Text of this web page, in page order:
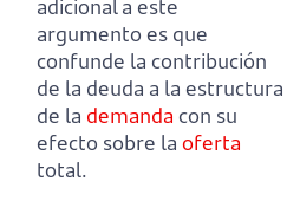
adicional a este
argumento es que
confunde la contribución
de la deuda a la estructura
de la demanda con su
efecto sobre la oferta
total.